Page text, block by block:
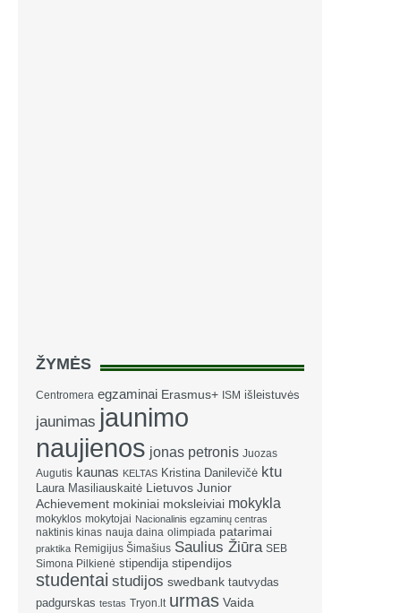
ŽYMĖS
Centromera egzaminai Erasmus+ ISM išleistuvės
jaunimas jaunimo
naujienos jonas petronis Juozas
Augutis kaunas KELTAS Kristina Danilevičė ktu
Laura Masiliauskaitė Lietuvos Junior
Achievement mokiniai moksleiviai mokykla
mokyklos mokytojai Nacionalinis egzaminų centras
naktinis kinas nauja daina olimpiada patarimai
praktika Remigijus Šimašius Saulius Žiūra SEB
Simona Pilkienė stipendija stipendijos
studentai studijos swedbank tautvydas
padgurskas testas Tryon.lt urmas Vaida